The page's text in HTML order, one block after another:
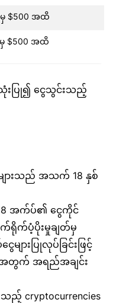
မှ $500 အထိ
မှ $500 အထိ
းပြု၍ ငွေသွင်းသည့်
ျားသည် အသက် 18 နှစ်
အက်ပ်၏ ငွေကိုင်
ရိုက်ပံ့ပိုးမှုချတ်မှ
ျားပြုလုပ်ခြင်းဖြင့်
းအတွက် အရည်အချင်း
cryptocurrencies